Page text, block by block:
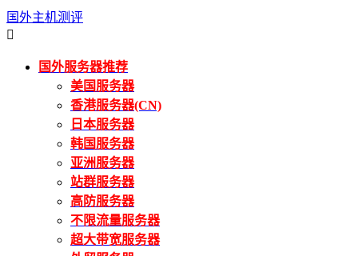
国外主机测评

国外服务器推荐
美国服务器
香港服务器(CN)
日本服务器
韩国服务器
亚洲服务器
站群服务器
高防服务器
不限流量服务器
超大带宽服务器